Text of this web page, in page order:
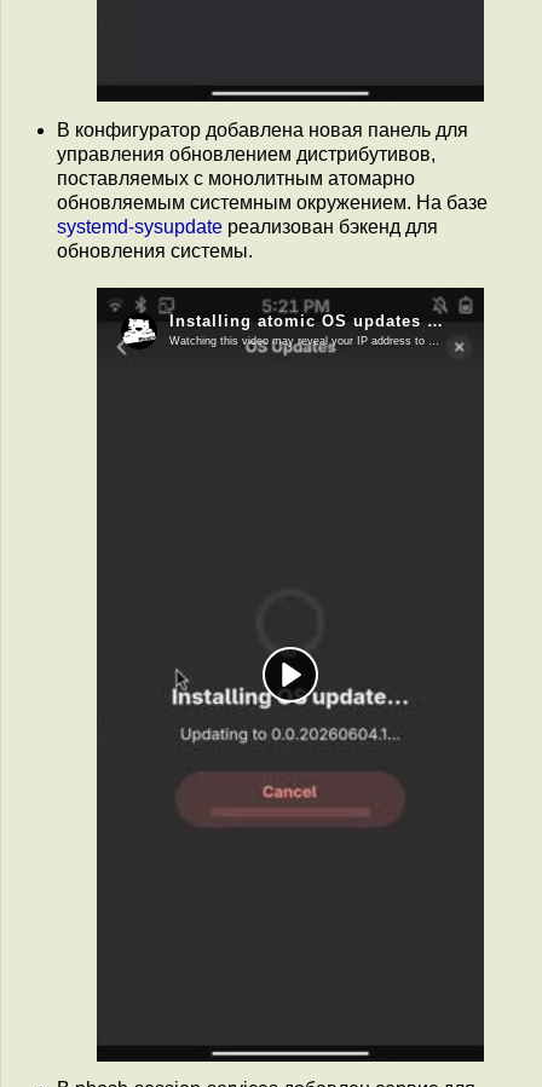
В конфигуратор добавлена новая панель для
управления обновлением дистрибутивов,
поставляемых с монолитным атомарно
обновляемым системным окружением. На базе
systemd-sysupdate реализован бэкенд для
обновления системы.